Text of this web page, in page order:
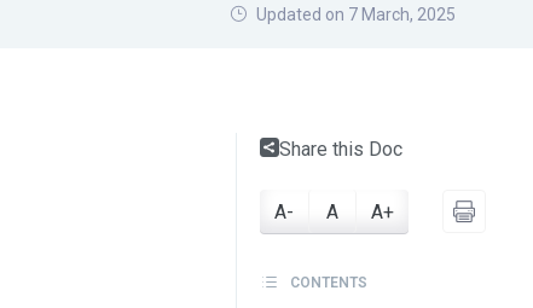
Updated on 7 March, 2025
Share this Doc
A- A A+
CONTENTS